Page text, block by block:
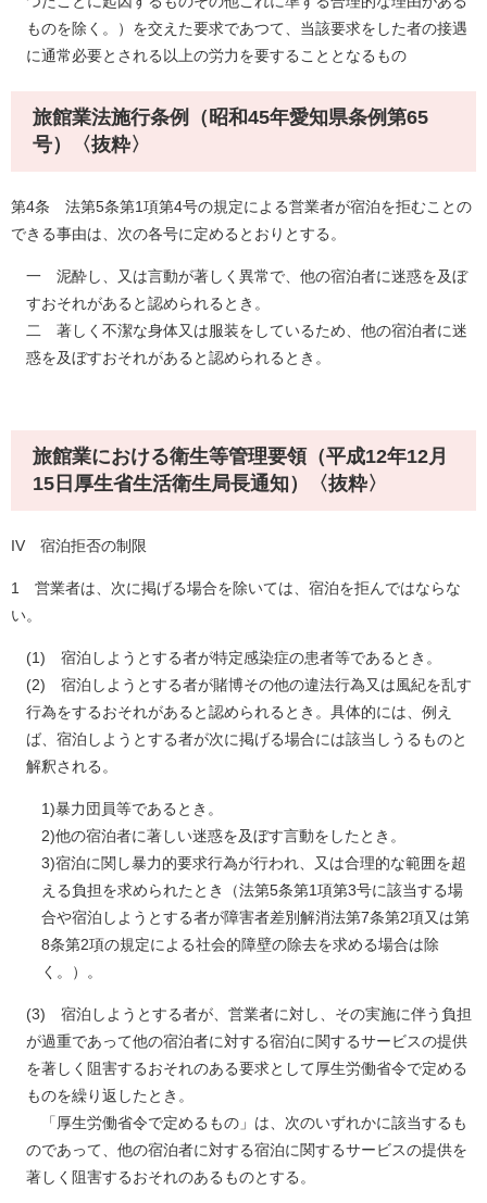
ものを除く。）を交えた要求であつて、当該要求をした者の接遇
に通常必要とされる以上の労力を要することとなるもの
旅館業法施行条例（昭和45年愛知県条例第65
号）〈抜粋〉
第4条 法第5条第1項第4号の規定による営業者が宿泊を拒むことの
できる事由は、次の各号に定めるとおりとする。
一 泥酔し、又は言動が著しく異常で、他の宿泊者に迷惑を及ぼ
すおそれがあると認められるとき。
二 著しく不潔な身体又は服装をしているため、他の宿泊者に迷
惑を及ぼすおそれがあると認められるとき。
旅館業における衛生等管理要領（平成12年12月
15日厚生省生活衛生局長通知）〈抜粋〉
IV 宿泊拒否の制限
1 営業者は、次に掲げる場合を除いては、宿泊を拒んではならな
い。
(1) 宿泊しようとする者が特定感染症の患者等であるとき。
(2) 宿泊しようとする者が賭博その他の違法行為又は風紀を乱す
行為をするおそれがあると認められるとき。具体的には、例え
ば、宿泊しようとする者が次に掲げる場合には該当しうるものと
解釈される。
1)暴力団員等であるとき。
2)他の宿泊者に著しい迷惑を及ぼす言動をしたとき。
3)宿泊に関し暴力的要求行為が行われ、又は合理的な範囲を超
える負担を求められたとき（法第5条第1項第3号に該当する場
合や宿泊しようとする者が障害者差別解消法第7条第2項又は第
8条第2項の規定による社会的障壁の除去を求める場合は除
く。）。
(3) 宿泊しようとする者が、営業者に対し、その実施に伴う負担
が過重であって他の宿泊者に対する宿泊に関するサービスの提供
を著しく阻害するおそれのある要求として厚生労働省令で定める
ものを繰り返したとき。
「厚生労働省令で定めるもの」は、次のいずれかに該当するも
のであって、他の宿泊者に対する宿泊に関するサービスの提供を
著しく阻害するおそれのあるものとする。